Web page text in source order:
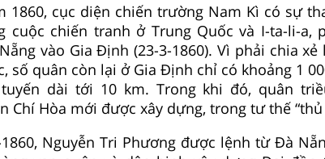
1860, cục diện chiến trường Nam Kì có sự
cuộc chiến tranh ở Trung Quốc và I-ta-li-a,
vào Gia Định (23-3-1860). Vì phải chia
số quân còn lại ở Gia Định chỉ có khoảng 1
dài tới 10 km. Trong khi đó, quân
Chí Hòa mới được xây dựng, trong tư thế “thủ
Nguyễn Tri Phương được lệnh từ Đà